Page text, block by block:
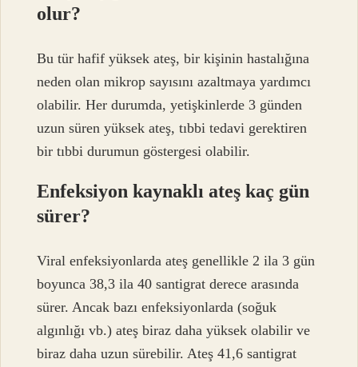
olur?
Bu tür hafif yüksek ateş, bir kişinin hastalığına
neden olan mikrop sayısını azaltmaya yardımcı
olabilir. Her durumda, yetişkinlerde 3 günden
uzun süren yüksek ateş, tıbbi tedavi gerektiren
bir tıbbi durumun göstergesi olabilir.
Enfeksiyon kaynaklı ateş kaç gün
sürer?
Viral enfeksiyonlarda ateş genellikle 2 ila 3 gün
boyunca 38,3 ila 40 santigrat derece arasında
sürer. Ancak bazı enfeksiyonlarda (soğuk
algınlığı vb.) ateş biraz daha yüksek olabilir ve
biraz daha uzun sürebilir. Ateş 41,6 santigrat